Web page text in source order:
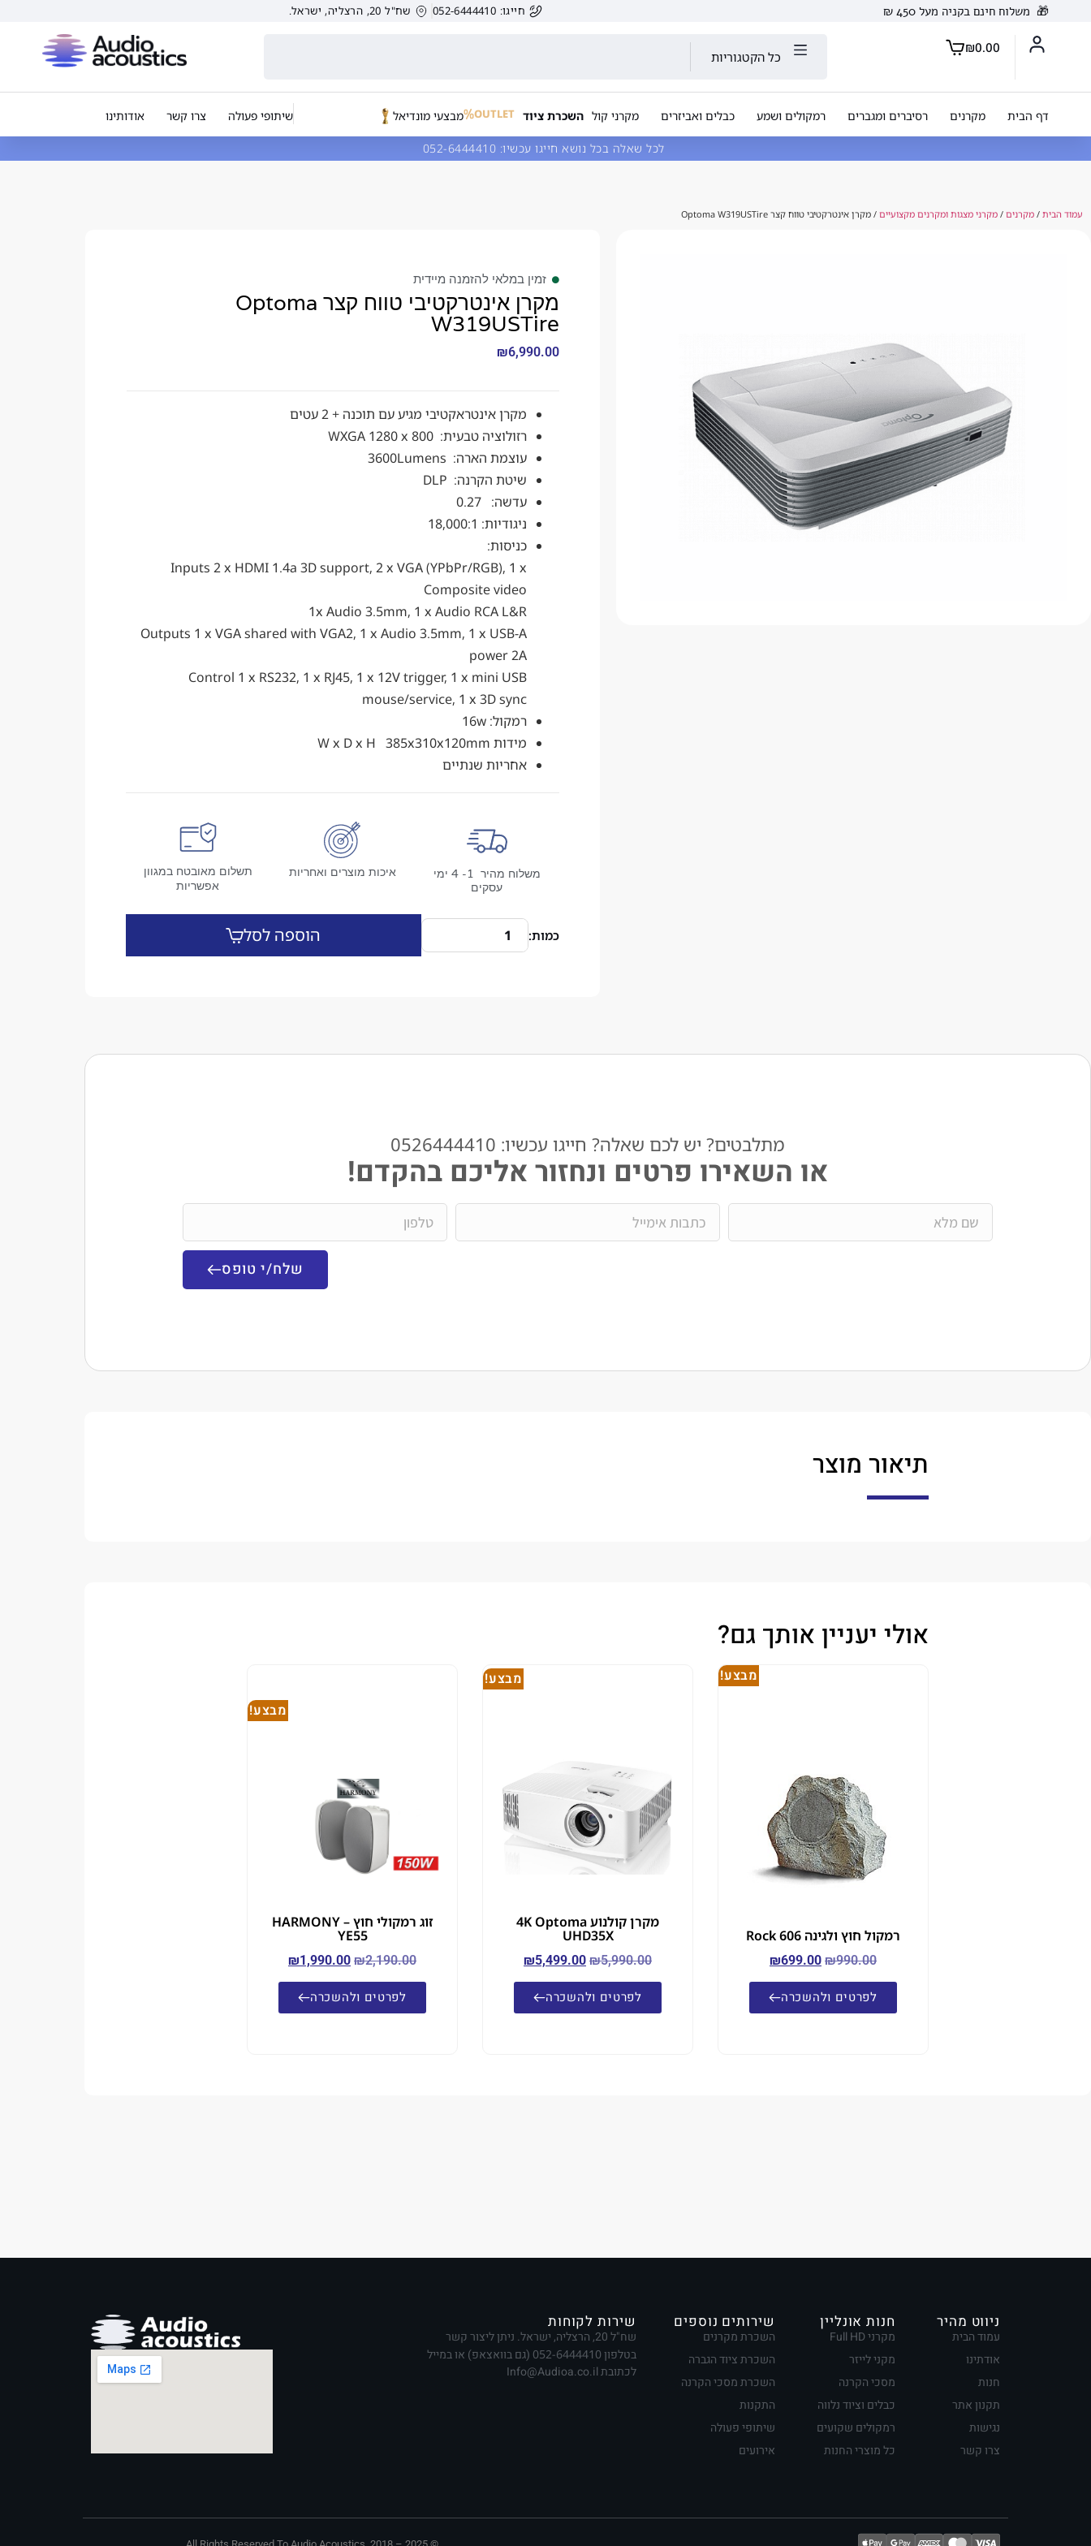
🎁 משלוח חינם בקניה מעל 450 ₪ חייגו: 052-6444410 שח"ל 20, הרצליה, ישראל.
₪0.00
כל הקטגוריות
דף הבית מקרנים רסיברים ומגברים רמקולים ושמע כבלים ואביזרים מקרני קול השכרת ציוד OUTLET מבצעי מונדיאל שיתופי פעולה צרו קשר אודותינו
לכל שאלה בכל נושא חייגו עכשיו:
עמוד הבית / מקרנים / מקרני מצגות ומקרנים מקצועיים / מקרן אינטרקטיבי טווח קצר Optoma W319USTire
זמין במלאי להזמנה מיידית
מקרן אינטרקטיבי טווח קצר Optoma
W319USTire
₪6,990.00
מקרן אינטראקטיבי מגיע עם תוכנה + 2 עטים
רזולוציה טבעית: WXGA 1280 x 800
עוצמת הארה: 3600Lumens
שיטת הקרנה: DLP
עדשה: 0.27
ניגודיות: 18,000:1
כניסות:
Inputs 2 x HDMI 1.4a 3D support, 2 x VGA (YPbPr/RGB), 1 x
Composite video
1x Audio 3.5mm, 1 x Audio RCA L&R
Outputs 1 x VGA shared with VGA2, 1 x Audio 3.5mm, 1 x USB-A
power 2A
Control 1 x RS232, 1 x RJ45, 1 x 12V trigger, 1 x mini USB
mouse/service, 1 x 3D sync
רמקול: 16w
מידות W x D x H 385x310x120mm
אחריות שנתיים
משלוח מהיר 1- 4 ימי
עסקים
איכות מוצרים ואחריות
תשלום מאובטח במגוון
אפשריות
הוספה לסל
מתלבטים? יש לכם שאלה? חייגו עכשיו: 0526444410​
או השאירו פרטים ונחזור אליכם בהקדם!
שלח/י טופס
תיאור מוצר
אולי יעניין אותך גם?
מבצע!
רמקול חוץ ולגינה Rock 606
₪990.00
₪699.00
לפרטים ולהשכרה
מבצע!
מקרן קולנוע 4K Optoma
UHD35X
₪5,990.00
₪5,499.00
לפרטים ולהשכרה
מבצע!
זוג רמקולי חוץ – HARMONY
YE55
₪2,190.00
₪1,990.00
לפרטים ולהשכרה
ניווט מהיר
עמוד הבית
אודתינו
חנות
תקנון אתר
נגישות
צרו קשר
חנות אונליין
מקרני Full HD
מקני לייזר
מסכי הקרנה
כבלים וציוד נלווה
רמקולים שקועים
כל מוצרי החנות
שירותים נוספים
השכרת מקרנים
השכרת ציוד הגברה
השכרת מסכי הקרנה
התקנות
שיתופי פעולה
אירועים
שירות לקוחות
שח"ל 20, הרצליה, ישראל. ניתן ליצור קשר
בטלפון 052-6444410 (גם בוואצאפ) או במייל
לכתובת Info@Audioa.co.il